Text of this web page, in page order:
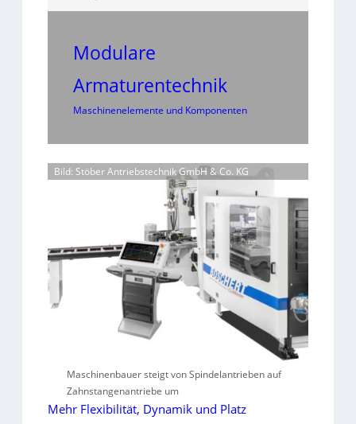
Modulare
Armaturentechnik
Maschinenelemente und Komponenten
Bild: Stöber Antriebstechnik GmbH & Co. KG
Maschinenbauer steigt von Spindelantrieben auf
Zahnstangenantriebe um
Mehr Flexibilität, Dynamik und Platz